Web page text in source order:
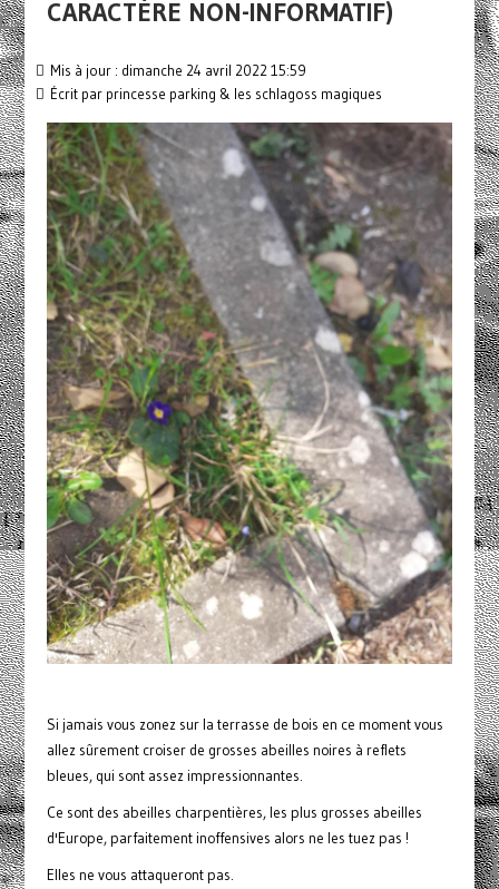
CARACTÈRE NON-INFORMATIF)
Mis à jour : dimanche 24 avril 2022 15:59
Écrit par princesse parking & les schlagoss magiques
Si jamais vous zonez sur la terrasse de bois en ce moment vous
allez sûrement croiser de grosses abeilles noires à reflets
bleues, qui sont assez impressionnantes.
Ce sont des abeilles charpentières, les plus grosses abeilles
d'Europe, parfaitement inoffensives alors ne les tuez pas !
Elles ne vous attaqueront pas.